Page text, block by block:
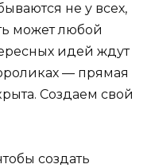
не у всех,
может любой
идей ждут
— прямая
Создаем свой
создать